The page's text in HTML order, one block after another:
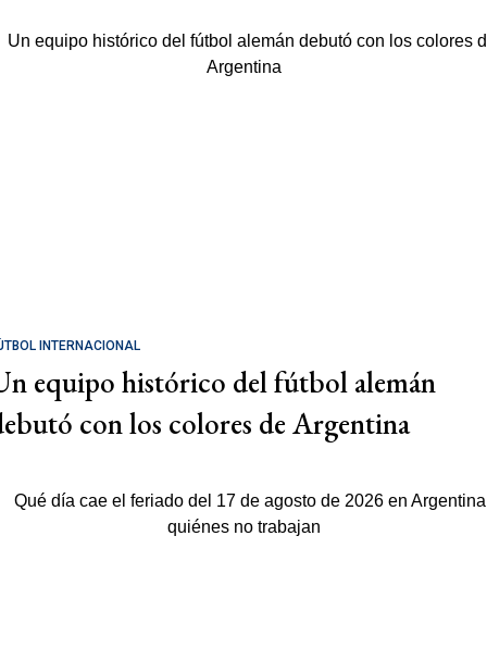
INTERNACIONAL
equipo histórico del fútbol alemán
con los colores de Argentina